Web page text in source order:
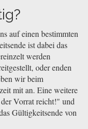
auf einen bestimmten
ist dabei das
werden
oder enden
wir beim
mit an. Eine weitere
Vorrat reicht!" und
Gültigkeitsende von